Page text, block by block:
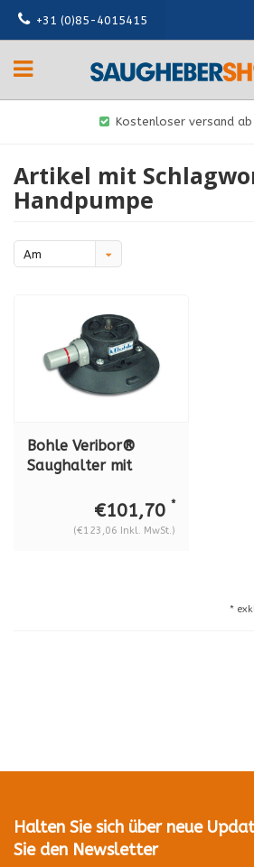
+31 (0)85-4015415
Kostenloser versand
Artikel mit
Handpumpe
Am
Bohle Veribor®
Saughalter mit
BO5312090€101,70 *
(€123,06 Inkl. MwSt.)
*
Halten Sie sich über neue
Sie den Newsletter